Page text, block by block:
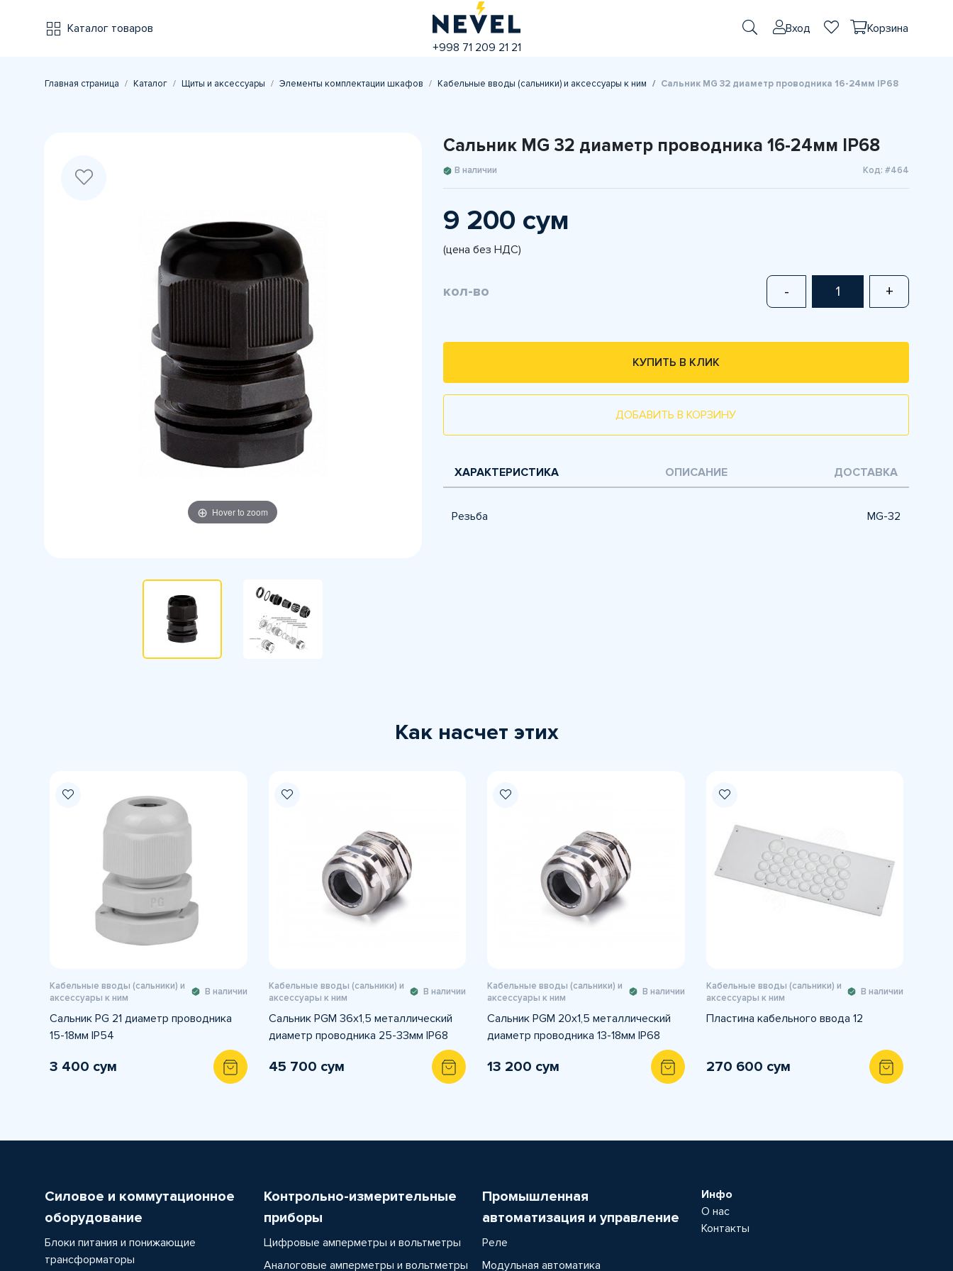
Каталог товаров
+998 71 209 21 21
Вход Корзина
Главная страница Каталог Щиты и аксессуары Элементы комплектации шкафов Кабельные вводы (сальники) и аксессуары к ним Сальник MG 32 диаметр проводника 16-24мм IP68
Hover to zoom
Сальник MG 32 диаметр проводника 16-24мм IP68
В наличии Код: #464
9 200 сум
(цена без НДС)
кол-во - +
КУПИТЬ В КЛИК
ДОБАВИТЬ В КОРЗИНУ
ХАРАКТЕРИСТИКА ОПИСАНИЕ ДОСТАВКА
Резьба MG-32
Как насчет этих
Кабельные вводы (сальники) и
аксессуары к ним
В наличии
Сальник PG 21 диаметр проводника
15-18мм IP54
3 400 сум
Кабельные вводы (сальники) и
аксессуары к ним
В наличии
Сальник PGM 36x1,5 металлический
диаметр проводника 25-33мм IP68
45 700 сум
Кабельные вводы (сальники) и
аксессуары к ним
В наличии
Сальник PGM 20x1,5 металлический
диаметр проводника 13-18мм IP68
13 200 сум
Кабельные вводы (сальники) и
аксессуары к ним
В наличии
Пластина кабельного ввода 12
270 600 сум
Силовое и коммутационное
оборудование
Блоки питания и понижающие
трансформаторы
Контрольно-измерительные
приборы
Цифровые амперметры и вольтметры
Аналоговые амперметры и вольтметры
Промышленная
автоматизация и управление
Реле
Модульная автоматика
Инфо
О нас
Контакты